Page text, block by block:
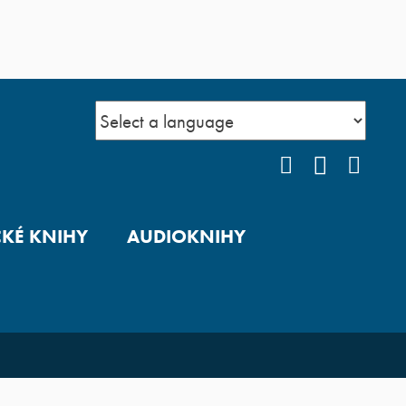
FACEBOOK
KNIHY AUDIOKNIHY